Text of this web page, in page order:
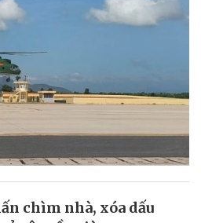
chìm nhà, xóa dấu